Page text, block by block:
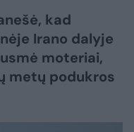
kad
Irano dalyje
moteriai,
metų podukros